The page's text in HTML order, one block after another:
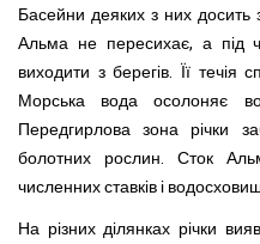
Басейни деяких з них
Альма не пересихає, а під
виходити з берегів. Її течія
Морська вода осолоняє
Передгирлова зона річки
болотних рослин. Сток
численних ставків і
На різних ділянках річки